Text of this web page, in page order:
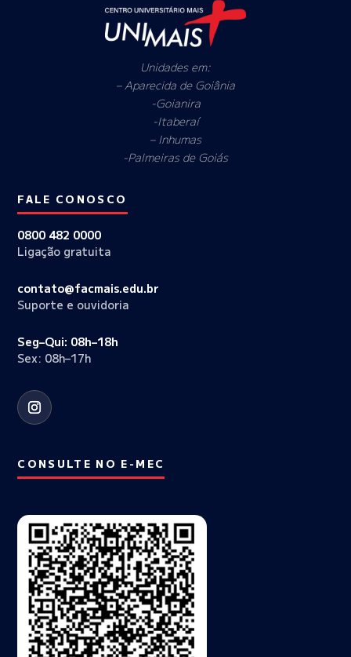
Unidades em:
– Aparecida de Goiânia
-Goianira
-Itaberaí
– Inhumas
-Palmeiras de Goiás
FALE CONOSCO
0800 482 0000
Ligação gratuita
contato@facmais.edu.br
Suporte e ouvidoria
Seg–Qui: 08h–18h
Sex: 08h–17h
CONSULTE NO E-MEC